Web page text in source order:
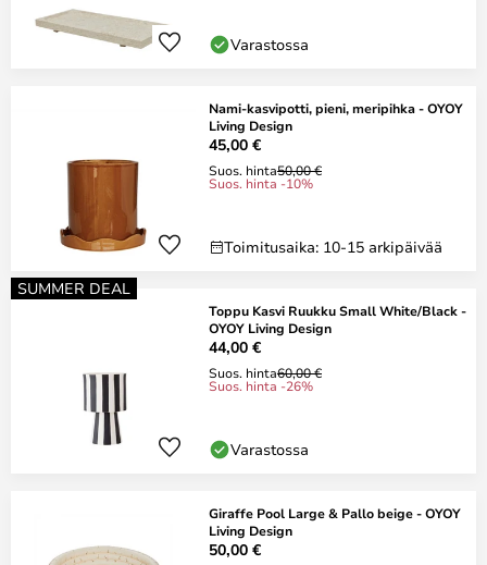
Varastossa
Nami-kasvipotti, pieni, meripihka - OYOY
Living Design
45,00 €
Suos. hinta50,00 €
Suos. hinta -10%
Toimitusaika: 10-15 arkipäivää
SUMMER DEAL
Toppu Kasvi Ruukku Small White/Black -
OYOY Living Design
44,00 €
Suos. hinta60,00 €
Suos. hinta -26%
Varastossa
Giraffe Pool Large & Pallo beige - OYOY
Living Design
50,00 €